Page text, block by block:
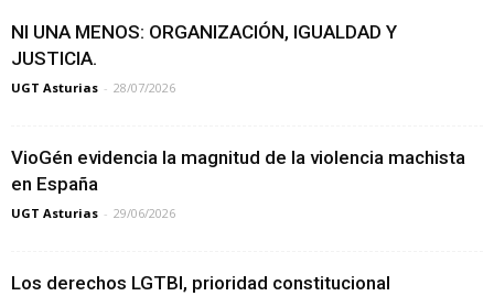
NI UNA MENOS: ORGANIZACIÓN, IGUALDAD Y
JUSTICIA.
UGT Asturias - 28/07/2026
VioGén evidencia la magnitud de la violencia machista
en España
UGT Asturias - 29/06/2026
Los derechos LGTBI, prioridad constitucional